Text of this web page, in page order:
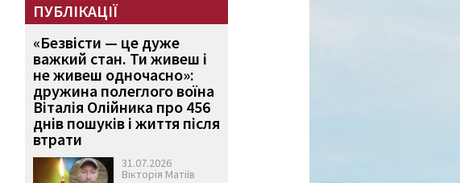
ПУБЛІКАЦІЇ
«Безвісти — це дуже
важкий стан. Ти живеш і
не живеш одночасно»:
дружина полеглого воїна
Віталія Олійника про 456
днів пошуків і життя після
втрати
31.07.2026
Вікторія Матіїв